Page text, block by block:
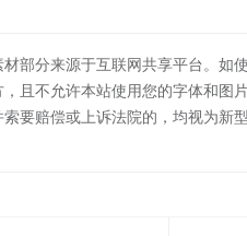
部分来源于互联网共享平台。如
且不允许本站使用您的字体和
要赔偿或上诉法院的，均视为新